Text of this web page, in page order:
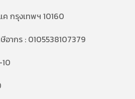
ค กรุงเทพฯ 10160
อากร : 0105538107379